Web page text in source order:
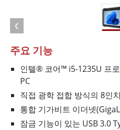
주요 기능
인텔® 코어™ i5-1235U 프
PC
직접 광학 접합 방식의 8인
통합 기가비트 이더넷
잠금 기능이 있는 USB 3.0